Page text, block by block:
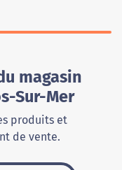
magasin
Sur-Mer
produits et
de vente.